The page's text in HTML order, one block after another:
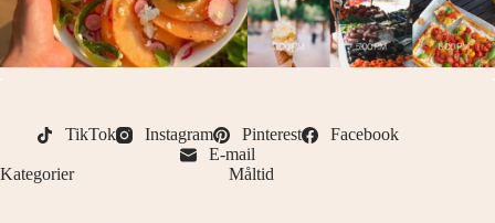
TikTok Instagram Pinterest
Facebook
E-mail
Kategorier
Måltid